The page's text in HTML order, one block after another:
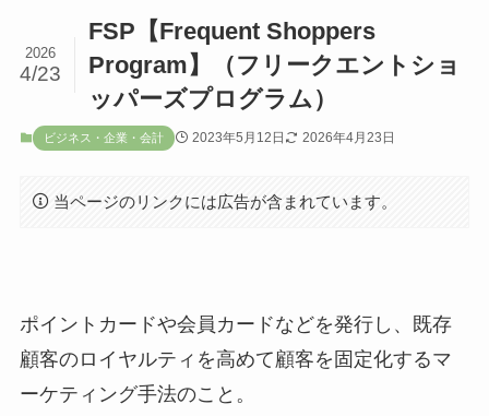
FSP【Frequent Shoppers
Program】（フリークエントショ
ッパーズプログラム）
2026
4/23
ビジネス・企業・会計 2023年5月12日 2026年4月23日
当ページのリンクには広告が含まれています。
ポイントカードや会員カードなどを発行し、既存
顧客のロイヤルティを高めて顧客を固定化するマ
ーケティング手法のこと。